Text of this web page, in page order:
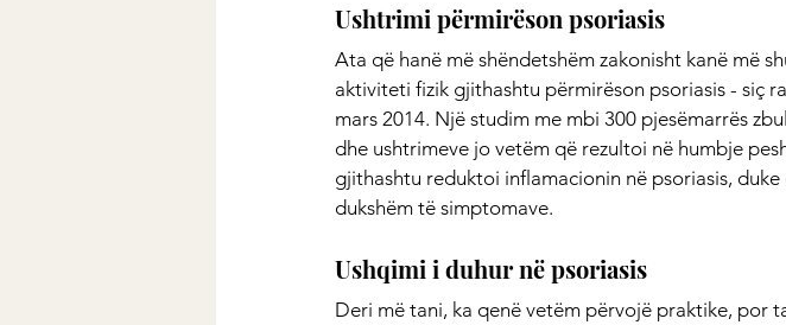
Ushtrimi përmirëson psoriasis
Ata që hanë më shëndetshëm zakonisht kanë më
aktiviteti fizik gjithashtu përmirëson psoriasis - siç
mars 2014. Një studim me mbi 300 pjesëmarrës
dhe ushtrimeve jo vetëm që rezultoi në humbje
gjithashtu reduktoi inflamacionin në psoriasis,
dukshëm të simptomave.
Ushqimi i duhur në psoriasis
Deri më tani, ka qenë vetëm përvojë praktike, por